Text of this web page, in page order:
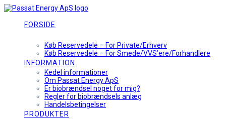
Skip
contentFORSIDE
Køb Reservedele – For Private/Erhverv
Køb Reservedele – For Smede/VVS’ere/Forhandlere
INFORMATION
Kedel informationer
Om Passat Energy ApS
Er biobrændsel noget for mig?
Regler for biobrændsels anlæg
Handelsbetingelser
PRODUKTER